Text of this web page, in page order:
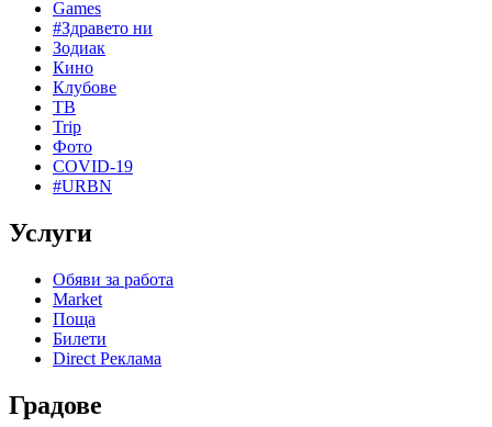
Games
#Здравето ни
Зодиак
Кино
Клубове
ТВ
Trip
Фото
COVID-19
#URBN
Услуги
Обяви за работа
Market
Поща
Билети
Direct Реклама
Градове